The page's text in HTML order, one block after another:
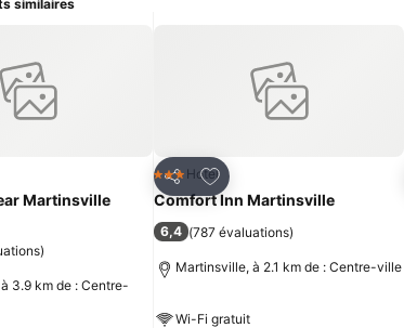
similaires
à mes favoris
Martinsville
)
3.9 km de : Centre-
Partager
Ajouter à mes favoris
3 ÉtoilesHotel
Comfort Inn Martinsville
6,4 (787 évaluations)
Martinsville, à 2.1 km de : Centre-ville
Wi-Fi gratuit